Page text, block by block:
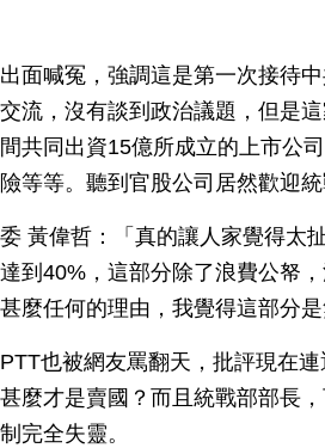
面喊冤，強調這是第一次接待
流，沒有談到政治議題，但是
共同出資15億所成立的上市公
等等。聽到官股公司居然歡迎統
黃偉哲：「真的讓人家覺得太
到40%，這部分除了浪費公帑
麼任何的理由，我覺得這部分是
也被網友罵翻天，批評現在
麼才是賣國？而且統戰部部長
完全失靈。